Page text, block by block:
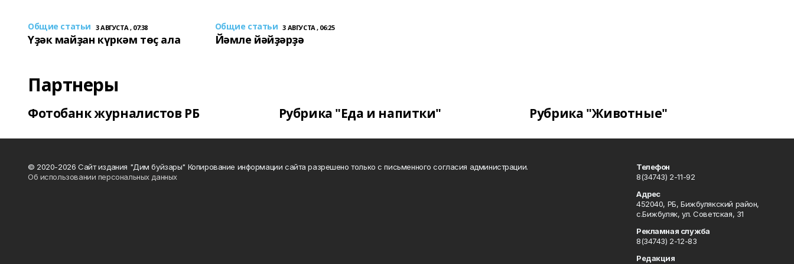
Общие статьи 3 АВГУСТА , 07:38
Үҙәк майҙан күркәм төҫ ала
Общие статьи 3 АВГУСТА , 06:25
Йәмле йәйҙәрҙә
Партнеры
Фотобанк журналистов РБ Рубрика "Еда и напитки" Рубрика "Животные"
© 2020-2026 Сайт издания "Дим буйзары" Копирование информации сайта разрешено только с письменного согласия администрации.
Об использовании персональных данных
Телефон
8(34743) 2-11-92
Адрес
452040, РБ, Бижбулякский район,
с.Бижбуляк, ул. Советская, 31
Рекламная служба
8(34743) 2-12-83
Редакция